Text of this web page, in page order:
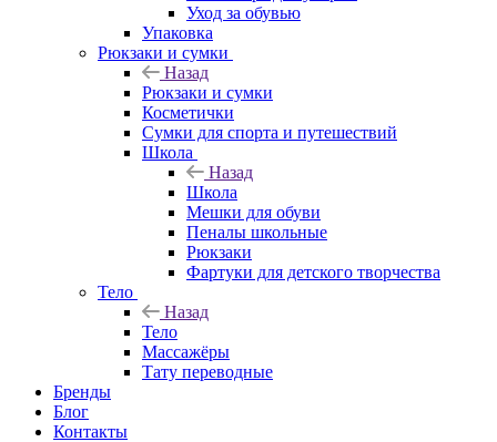
Уход за обувью
Упаковка
Рюкзаки и сумки
Назад
Рюкзаки и сумки
Косметички
Сумки для спорта и путешествий
Школа
Назад
Школа
Мешки для обуви
Пеналы школьные
Рюкзаки
Фартуки для детского творчества
Тело
Назад
Тело
Массажёры
Тату переводные
Бренды
Блог
Контакты